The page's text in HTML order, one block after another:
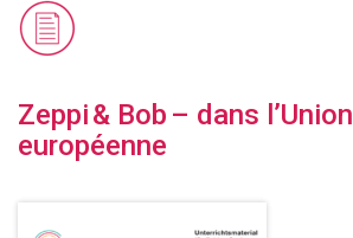
Zeppi & Bob – dans l’Union
européenne